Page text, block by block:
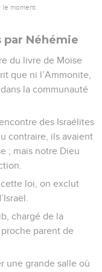
moment.
Néhémie
du livre de Moïse
que ni l’Ammonite,
la communauté
des Israélites
contraire, ils avaient
; mais notre Dieu
loi, on exclut
chargé de la
parent de
une grande salle où